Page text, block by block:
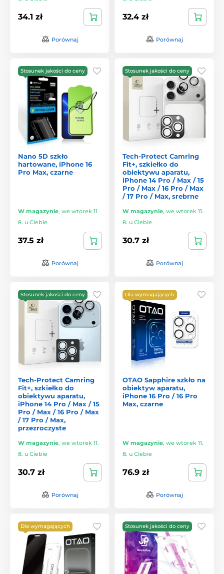
34.1 zł
Porównaj
32.4 zł
Porównaj
Stosunek jakości do ceny
Nano 5D szkło
hartowane, iPhone 16
Pro Max, czarne
W magazynie, we wtorek 11.
8. u Ciebie
37.5 zł
Porównaj
Stosunek jakości do ceny
Tech-Protect Camring
Fit+, szkiełko do
obiektywu aparatu,
iPhone 14 Pro / Max / 15
Pro / Max / 16 Pro / Max
/ 17 Pro / Max, srebrne
W magazynie, we wtorek 11.
8. u Ciebie
30.7 zł
Porównaj
Stosunek jakości do ceny
Tech-Protect Camring
Fit+, szkiełko do
obiektywu aparatu,
iPhone 14 Pro / Max / 15
Pro / Max / 16 Pro / Max
/ 17 Pro / Max,
przezroczyste
W magazynie, we wtorek 11.
8. u Ciebie
30.7 zł
Porównaj
Dla wymagających
OTAO Sapphire szkło na
obiektyw aparatu,
iPhone 16 Pro / 16 Pro
Max, czarne
W magazynie, we wtorek 11.
8. u Ciebie
76.9 zł
Porównaj
Dla wymagających Stosunek jakości do ceny